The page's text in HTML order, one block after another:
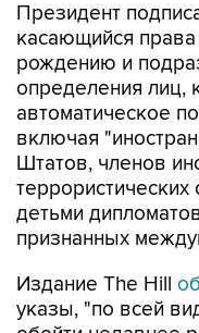
Президент
касающийся
рождению и
определения лиц,
автоматическое
включая
Штатов, членов
террористических
детьми
признанных
Издание The Hill
указы, "по всей